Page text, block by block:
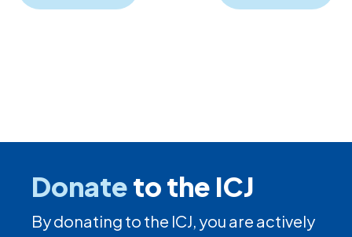
Donateto the ICJ
By donating to the ICJ, you are actively